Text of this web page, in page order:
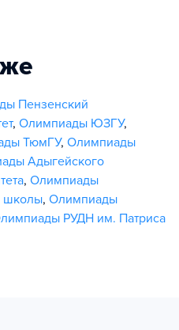
Пензенский
, Олимпиады ЮЗГУ,
ТюмГУ, Олимпиады
Адыгейского
, Олимпиады
школы, Олимпиады
РУДН им. Патриса